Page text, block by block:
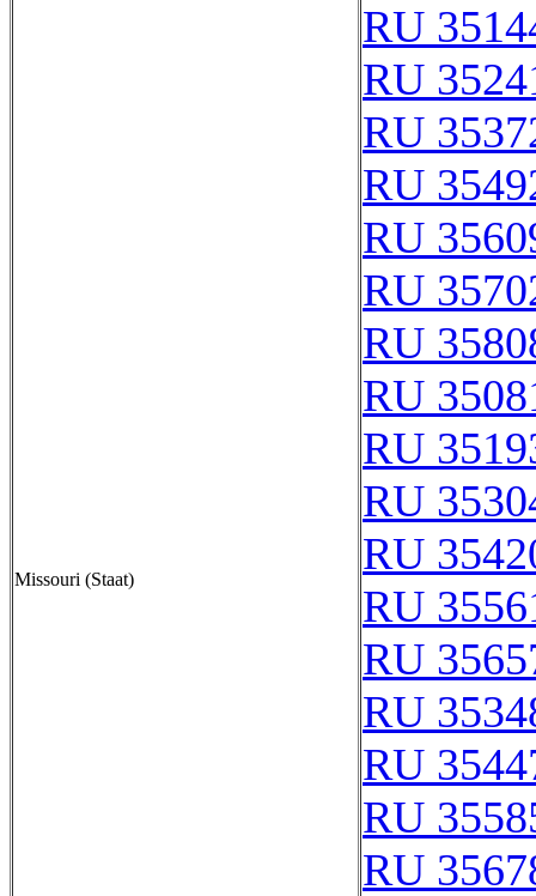
Missouri (Staat)
RU
RU
RU
RU
RU
RU
RU
RU
RU
RU
RU
RU
RU
RU
RU
RU
RU